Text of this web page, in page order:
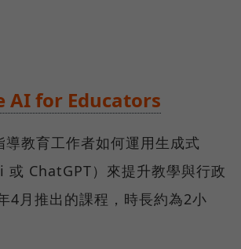
AI for Educators
導教育工作者如何運用生成式
ChatGPT）來提升教學與行政
4月推出的課程，時長約為2小